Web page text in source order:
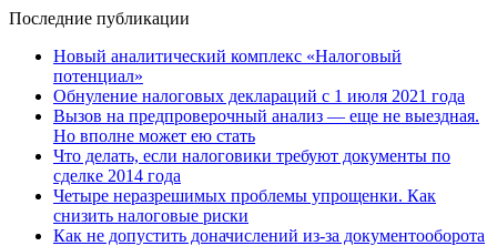
Последние публикации
Новый аналитический комплекс «Налоговый
потенциал»
Обнуление налоговых деклараций с 1 июля 2021 года
Вызов на предпроверочный анализ — еще не выездная.
Но вполне может ею стать
Что делать, если налоговики требуют документы по
сделке 2014 года
Четыре неразрешимых проблемы упрощенки. Как
снизить налоговые риски
Как не допустить доначислений из-за документооборота